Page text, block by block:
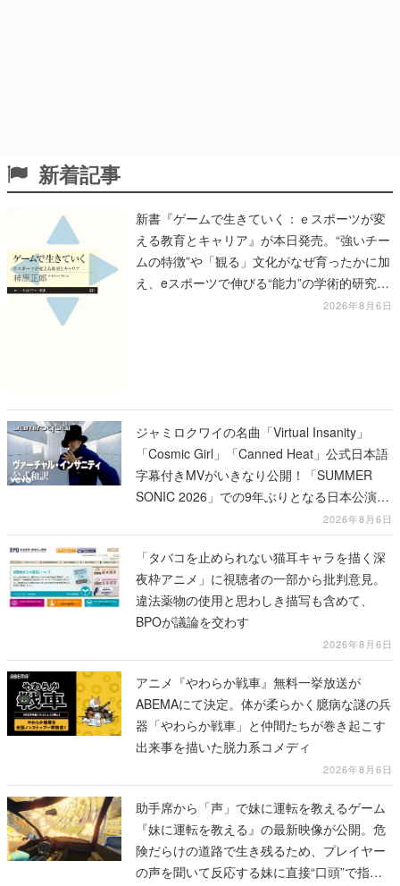
新着記事
新書『ゲームで生きていく：ｅスポーツが変
える教育とキャリア』が本日発売。“強いチー
ムの特徴”や「観る」文化がなぜ育ったかに加
え、eスポーツで伸びる“能力”の学術的研究も
2026年8月6日
ジャミロクワイの名曲「Virtual Insanity」
「Cosmic Girl」「Canned Heat」公式日本語
字幕付きMVがいきなり公開！「SUMMER
SONIC 2026」での9年ぶりとなる日本公演を
2026年8月6日
「タバコを止められない猫耳キャラを描く深
夜枠アニメ」に視聴者の一部から批判意見。
違法薬物の使用と思わしき描写も含めて、
BPOが議論を交わす
2026年8月6日
アニメ『やわらか戦車』無料一挙放送が
ABEMAにて決定。体が柔らかく臆病な謎の兵
器「やわらか戦車」と仲間たちが巻き起こす
出来事を描いた脱力系コメディ
2026年8月6日
助手席から「声」で妹に運転を教えるゲーム
『妹に運転を教える』の最新映像が公開。危
険だらけの道路で生き残るため、プレイヤー
の声を聞いて反応する妹に直接“口頭”で指示